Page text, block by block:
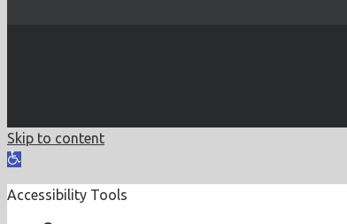
Skip to content
Open
Accessibility Tools